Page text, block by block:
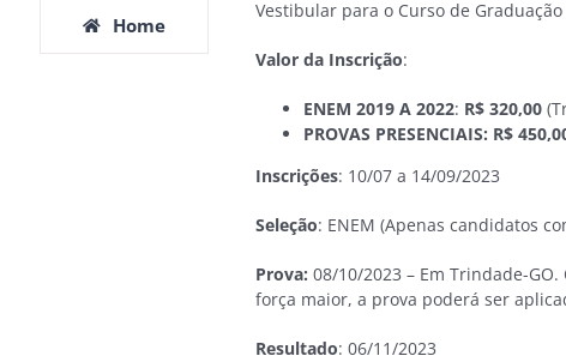
Home
Vestibular para o Curso de
Valor da Inscrição:
ENEM 2019 A 2022: R$ 320,00
PROVAS PRESENCIAIS: R$
Inscrições: 10/07 a 14/09/2023
Seleção: ENEM (Apenas candidatos
Prova: 08/10/2023 – Em Trindade-
força maior, a prova poderá ser
Resultado: 06/11/2023